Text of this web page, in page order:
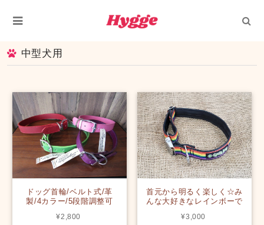
中型犬用
ドッグ首輪/ベルト式/革
製/4カラー/5段階調整可
首回りを優しく、しっかり
¥2,800
首元から明るく楽しく☆み
んな大好きなレインボーで
よう！！おとこの子・おん
¥3,000